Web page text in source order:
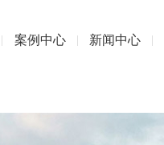
案例中心 新闻中心